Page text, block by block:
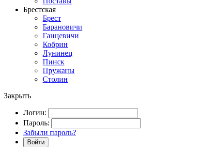
Брестская
Брест
Барановичи
Ганцевичи
Кобрин
Лунинец
Пинск
Пружаны
Столин
Закрыть
Логин:
Пароль:
Забыли пароль?
Войти